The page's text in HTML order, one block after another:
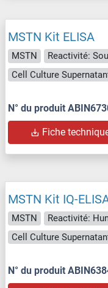
MSTN Kit ELISA
MSTN Reactivité:
N° du produit
Fiche
MSTN Kit IQ-
MSTN Reactivité:
Cell Culture
N° du produit